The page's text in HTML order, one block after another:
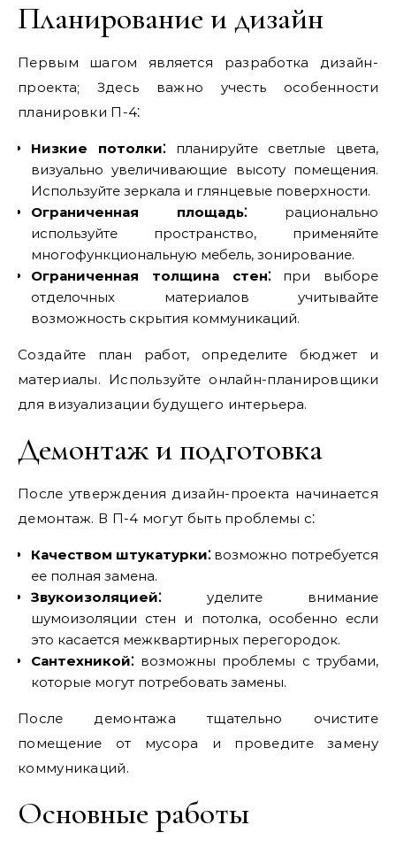
Планирование и дизайн
Первым шагом является разработка дизайн-
проекта; Здесь важно учесть особенности
планировки П-4⁚
Низкие потолки⁚планируйте светлые цвета‚
визуально увеличивающие высоту помещения.
Используйте зеркала и глянцевые поверхности.
Ограниченная площадь⁚рационально
используйте пространство‚ применяйте
многофункциональную мебель‚ зонирование.
Ограниченная толщина стен⁚при выборе
отделочных материалов учитывайте
возможность скрытия коммуникаций.
Создайте план работ‚ определите бюджет и
материалы. Используйте онлайн-планировщики
для визуализации будущего интерьера.
Демонтаж и подготовка
После утверждения дизайн-проекта начинается
демонтаж. В П-4 могут быть проблемы с⁚
Качеством штукатурки⁚возможно потребуется
ее полная замена.
Звукоизоляцией⁚уделите внимание
шумоизоляции стен и потолка‚ особенно если
это касается межквартирных перегородок.
Сантехникой⁚возможны проблемы с трубами‚
которые могут потребовать замены.
После демонтажа тщательно очистите
помещение от мусора и проведите замену
коммуникаций.
Основные работы